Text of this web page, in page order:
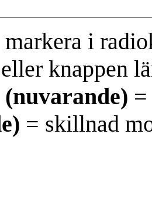
i
knappen
(nuvarande)
= skillnad